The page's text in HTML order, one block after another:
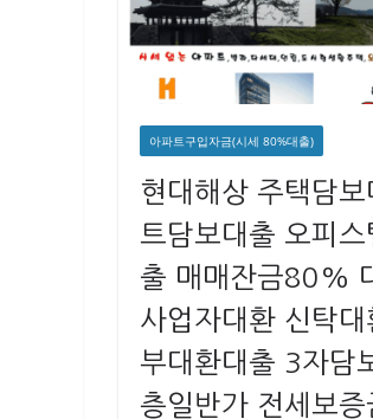
아파트구입자금(시세 80%대출)
현대해상 주택담
트담보대출 오피스
출 매매잔금80%
사업자대환 신탁대
부대환대출 3자담
층일반가 전세보증